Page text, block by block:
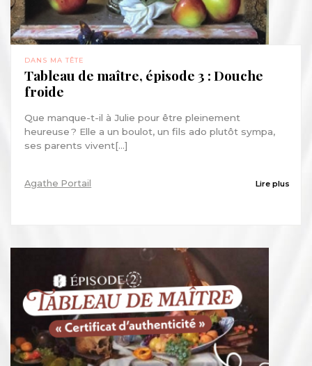
DANS MA TÊTE
Tableau de maître, épisode 3 : Douche
froide
Que manque-t-il à Julie pour être pleinement
heureuse ? Elle a un boulot, un fils ado plutôt sympa,
ses parents vivent[...]
Agathe Portail Lire plus